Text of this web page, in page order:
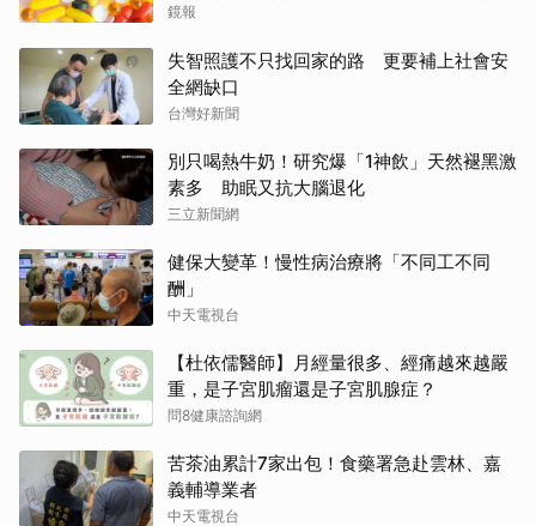
鏡報
失智照護不只找回家的路 更要補上社會安
全網缺口
台灣好新聞
別只喝熱牛奶！研究爆「1神飲」天然褪黑激
素多 助眠又抗大腦退化
三立新聞網
健保大變革！慢性病治療將「不同工不同
酬」
中天電視台
【杜依儒醫師】月經量很多、經痛越來越嚴
重，是子宮肌瘤還是子宮肌腺症？
問8健康諮詢網
苦茶油累計7家出包！食藥署急赴雲林、嘉
義輔導業者
中天電視台